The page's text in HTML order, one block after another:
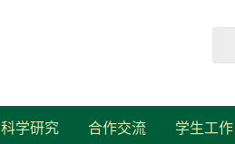
科学研究 合作交流 学生工作